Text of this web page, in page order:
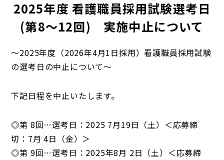
2025年度 看護職員採用試験選考日
(第8～12回) 実施中止について
～2025年度（2026年4月1日採用）看護職員採用試験
の選考日の中止について～
下記日程を中止いたします。
◎第 8回…選考日：2025 7月19日（土）＜応募締
切：7月 4日（金）＞
◎第 9回…選考日：2025年8月 2日（土）＜応募締